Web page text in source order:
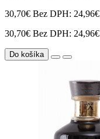
30,70€ Bez DPH: 24,96€
30,70€ Bez DPH: 24,96€
Do košíka